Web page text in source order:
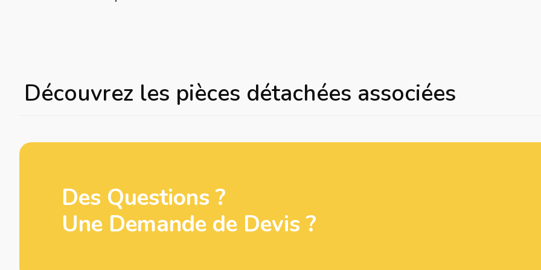
Découvrez les pièces détachées associées
Des Questions ?
Une Demande de Devis ?